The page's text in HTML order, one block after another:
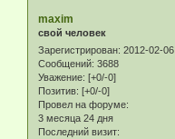
maxim
свой человек
Зарегистрирован: 2012-02-06
Сообщений: 3688
Уважение: [+0/-0]
Позитив: [+0/-0]
Провел на форуме:
3 месяца 24 дня
Последний визит: